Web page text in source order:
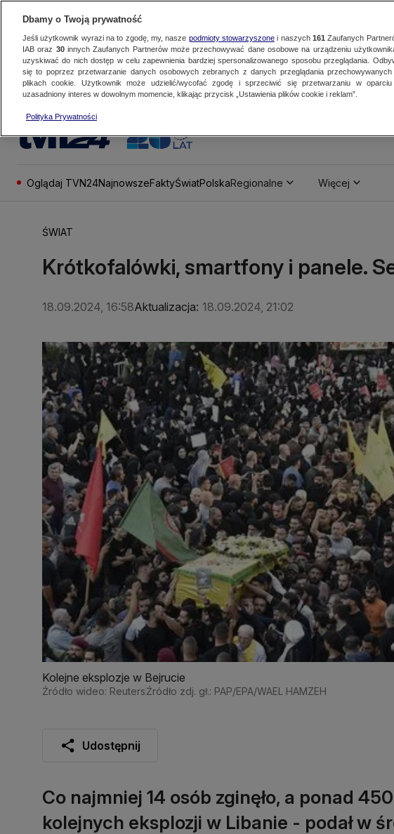
Oglądaj TVN24NajnowszeFaktyŚwiatPolskaRegionalne Więcej
ŚWIAT
Krótkofalówki, smartfony i panele.
18.09.2024, 16:58Aktualizacja: 18.09.2024, 21:02
Kolejne eksplozje w Bejrucie
Źródło wideo: ReutersŹródło zdj. gł.: PAP/EPA/WAEL HAMZEH
Udostępnij
Co najmniej 14 osób zginęło, a ponad
kolejnych eksplozji w Libanie - podał w
Dbamy o Twoją prywatność
Jeśli użytkownik wyrazi na to zgodę, my, nasze podmioty stowarzyszonei naszych 161 Zaufanych
IAB oraz 30innych Zaufanych Partnerów może przechowywać dane osobowe na urządzeniu
uzyskiwać do nich dostęp w celu zapewnienia bardziej spersonalizowanego sposobu przeglądania.
się to poprzez przetwarzanie danych osobowych zebranych z danych przeglądania
plikach cookie. Użytkownik może udzielić/wycofać zgodę i sprzeciwić się przetwarzaniu w
uzasadniony interes w dowolnym momencie, klikając przycisk „Ustawienia plików cookie i reklam”.
Polityka Prywatności